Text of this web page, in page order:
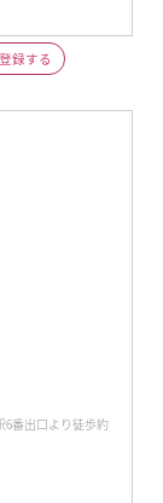
録する
6番出口より徒歩約